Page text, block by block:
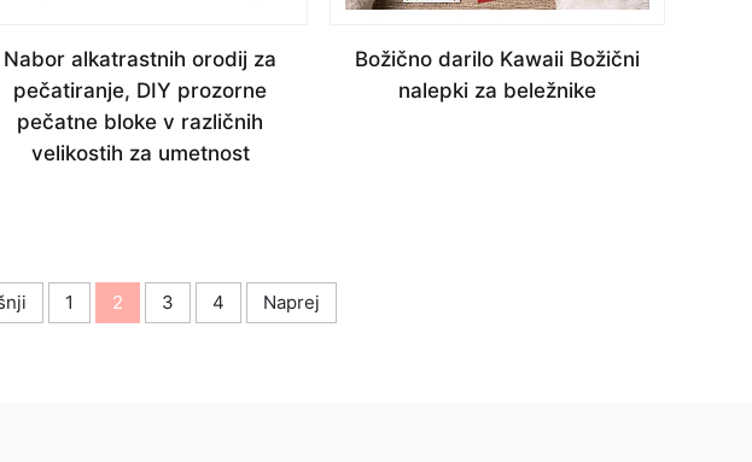
Nabor alkatrastnih orodij za
pečatiranje, DIY prozorne
pečatne bloke v različnih
velikostih za umetnost
Božično darilo Kawaii Božični
nalepki za beležnike
1 2 3 4 Naprej